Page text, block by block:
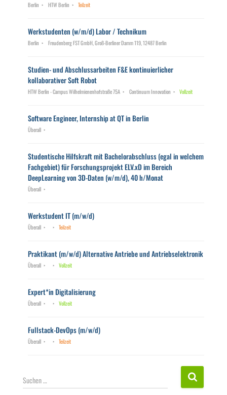
Berlin HTW Berlin Teilzeit
Werkstudenten (w/m/d) Labor / Technikum
Berlin Freudenberg FST GmbH, Groß-Berliner Damm 119, 12487 Berlin
Studien- und Abschlussarbeiten F&E kontinuierlicher
kollaborativer Soft Robot
HTW Berlin - Campus Wilhelmienenhofstraße 75A Continuum Innovation Vollzeit
Software Engineer, Internship at QT in Berlin
Überall
Studentische Hilfskraft mit Bachelorabschluss (egal in welchem
Fachgebiet) für Forschungsprojekt ELV.xD im Bereich
DeepLearning von 3D-Daten (w/m/d), 40 h/Monat
Überall
Werkstudent IT (m/w/d)
Überall Teilzeit
Praktikant (m/w/d) Alternative Antriebe und Antriebselektronik
Überall Vollzeit
Expert*in Digitalisierung
Überall Vollzeit
Fullstack-DevOps (m/w/d)
Überall Teilzeit
S
u
Suchen …